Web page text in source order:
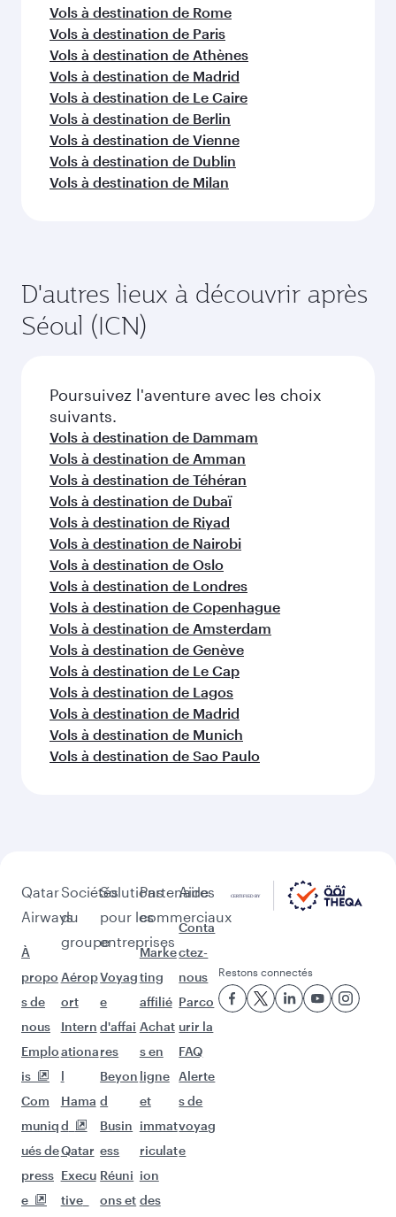
Vols à destination de Rome
Vols à destination de Paris
Vols à destination de Athènes
Vols à destination de Madrid
Vols à destination de Le Caire
Vols à destination de Berlin
Vols à destination de Vienne
Vols à destination de Dublin
Vols à destination de Milan
D'autres lieux à découvrir après
Séoul (ICN)
Poursuivez l'aventure avec les choix
suivants.
Vols à destination de Dammam
Vols à destination de Amman
Vols à destination de Téhéran
Vols à destination de Dubaï
Vols à destination de Riyad
Vols à destination de Nairobi
Vols à destination de Oslo
Vols à destination de Londres
Vols à destination de Copenhague
Vols à destination de Amsterdam
Vols à destination de Genève
Vols à destination de Le Cap
Vols à destination de Lagos
Vols à destination de Madrid
Vols à destination de Munich
Vols à destination de Sao Paulo
Qatar
Airways
À
propo
s de
nous
Emplo
is
Com
muniq
ués de
press
e
Sociétés
du
groupe
Aérop
ort
Intern
ationa
l
Hama
d
Qatar
Execu
tive
Solutions
pour les
entreprises
Voyag
e
d'affai
res
Beyon
d
Busin
ess
Réuni
ons et
Partenaires
commerciaux
Marke
ting
affilié
Achat
s en
ligne
et
immat
riculat
ion
des
Aide
Conta
ctez-
nous
Parco
urir la
FAQ
Alerte
s de
voyag
e
Restons connectés